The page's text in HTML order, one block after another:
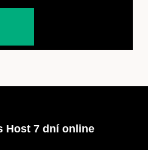
Host 7 dní online